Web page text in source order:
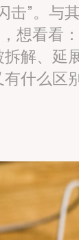
击”。与
想看看
解、延
什么区